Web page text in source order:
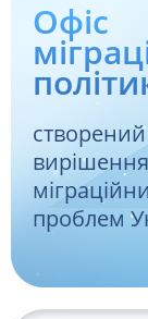
Офіс
вирішення
проблем